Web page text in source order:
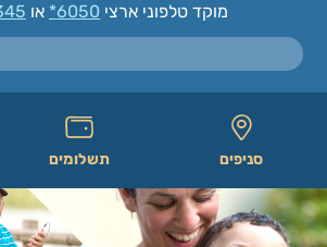
מוקד טלפוני ארצי*6050או
סניפים תשלומים